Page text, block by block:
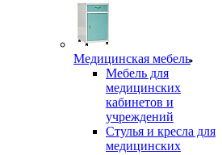
Медицинская мебель
Мебель для
медицинских
кабинетов и
учреждений
Стулья и кресла для
медицинских